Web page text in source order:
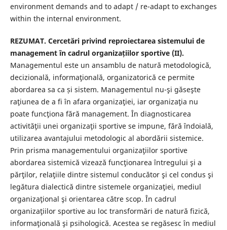
environment demands and to adapt / re-adapt to exchanges
within the internal environment.
REZUMAT. Cercetări privind reproiectarea sistemului de
management în cadrul organizațiilor sportive (II).
Managementul este un ansamblu de natură metodologică,
decizională, informaţională, organizatorică ce permite
abordarea sa ca și sistem. Managementul nu-şi găseşte
raţiunea de a fi în afara organizaţiei, iar organizaţia nu
poate funcţiona fără management. În diagnosticarea
activităţii unei organizaţii sportive se impune, fără îndoială,
utilizarea avantajului metodologic al abordării sistemice.
Prin prisma managementului organizaţiilor sportive
abordarea sistemică vizează funcţionarea întregului şi a
părţilor, relaţiile dintre sistemul conducător şi cel condus şi
legătura dialectică dintre sistemele organizaţiei, mediul
organizaţional şi orientarea către scop. În cadrul
organizaţiilor sportive au loc transformări de natură fizică,
informaţională şi psihologică. Acestea se regăsesc în mediul